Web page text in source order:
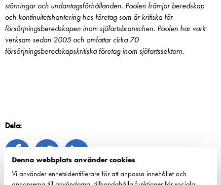
Denna webbplats använder cookies
Vi använder enhetsidentifierare för att anpassa innehållet och
störningar och undantagsförhållanden. Poolen främjar beredskap
och kontinuitetshantering hos företag som är kritiska för
försörjningsberedskapen inom sjöfartsbranschen. Poolen har varit
verksam sedan 2005 och omfattar cirka 70
försörjningsberedskapskritiska företag inom sjöfartssektorn.
Dela: